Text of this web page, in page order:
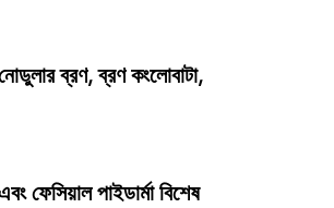
ব্রণ, ব্রণ কংলোবাটা,
ফেসিয়াল পাইডার্মা বিশেষ